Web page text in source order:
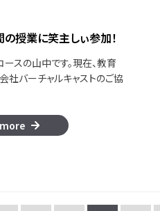
の授業に笑主しぃ参加！
スの山中です。現在、教育
社バーチャルキャストのご協
more